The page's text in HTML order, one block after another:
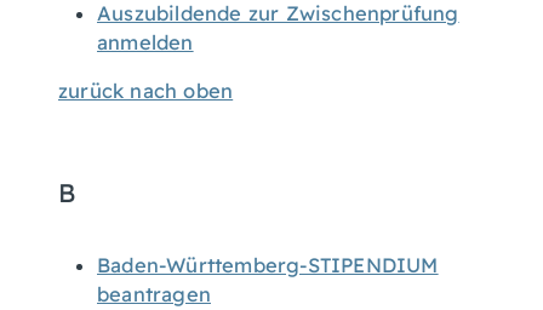
Auszubildende zur Zwischenprüfung
anmelden
zurück nach oben
B
Baden-Württemberg-STIPENDIUM
beantragen